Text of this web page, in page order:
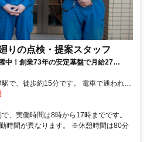
りの点検・提案スタッフ
中！創業73年の安定基盤で月給27
。地域のインフラを守る一生モノの仕
通退勤時の15分ウォーキングは健康づ
、実働時間は8時から17時までです。
時間が異なります。 ※休憩時間は80分